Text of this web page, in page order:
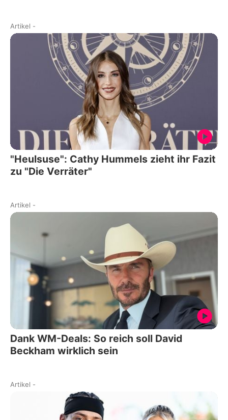
Artikel -
"Heulsuse": Cathy Hummels zieht ihr Fazit
zu "Die Verräter"
Artikel -
Dank WM-Deals: So reich soll David
Beckham wirklich sein
Artikel -